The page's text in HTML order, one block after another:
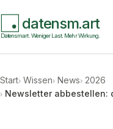
datensm.art
Datensmart. Weniger Last. Mehr Wirkung.
Start Wissen News 2026
Newsletter